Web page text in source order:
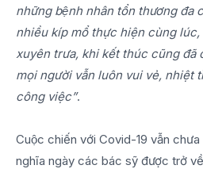
những bệnh nhân tổn thương đa
nhiều kíp mổ thực hiện cùng
xuyên trưa, khi kết thúc cũng đã
mọi người vẫn luôn vui vẻ, nhiệt
công việc”.
Cuộc chiến với Covid-19 vẫn
nghĩa ngày các bác sỹ được trở